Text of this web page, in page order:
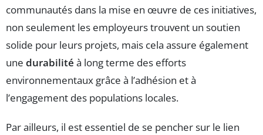
communautés dans la mise en œuvre de ces initiatives,
non seulement les employeurs trouvent un soutien
solide pour leurs projets, mais cela assure également
une durabilité à long terme des efforts
environnementaux grâce à l’adhésion et à
l’engagement des populations locales.
Par ailleurs, il est essentiel de se pencher sur le lien